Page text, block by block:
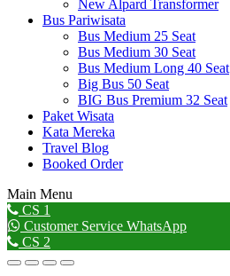
New Alpard Transformer
Bus Pariwisata
Bus Medium 25 Seat
Bus Medium 30 Seat
Bus Medium Long 40 Seat
Big Bus 50 Seat
BIG Bus Premium 32 Seat
Paket Wisata
Kata Mereka
Travel Blog
Booked Order
Main Menu
Go
to
Top
CS 1
Customer Service WhatsApp
CS 2